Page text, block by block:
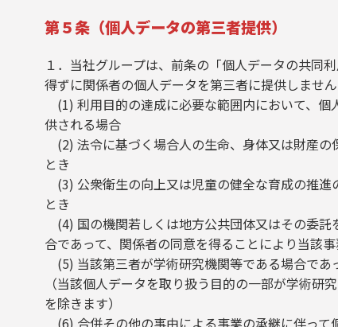
第５条（個人データの第三者提供）
１．当社グループは、前条の「個人データの共同
得ずに関係者の個人データを第三者に提供しません
(1) 利用目的の達成に必要な範囲内において、
供される場合
(2) 法令に基づく場合人の生命、身体又は財産の
とき
(3) 公衆衛生の向上又は児童の健全な育成の推進
とき
(4) 国の機関若しくは地方公共団体又はその委
合であって、関係者の同意を得ることにより当該
(5) 当該第三者が学術研究機関等である場合であ
（当該個人データを取り扱う目的の一部が学術
を除きます）